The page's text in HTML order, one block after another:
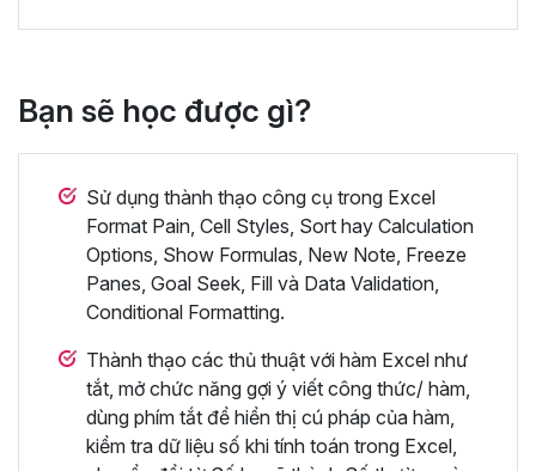
Bạn sẽ học được gì?
Sử dụng thành thạo công cụ trong Excel
Format Pain, Cell Styles, Sort hay Calculation
Options, Show Formulas, New Note, Freeze
Panes, Goal Seek, Fill và Data Validation,
Conditional Formatting.
Thành thạo các thủ thuật với hàm Excel như
tắt, mở chức năng gợi ý viết công thức/ hàm,
dùng phím tắt để hiển thị cú pháp của hàm,
kiểm tra dữ liệu số khi tính toán trong Excel,